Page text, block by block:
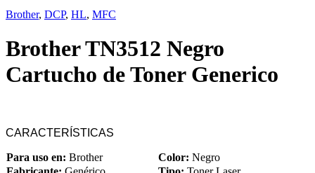
Brother, DCP, HL, MFC
Brother TN3512 Negro
Cartucho de Toner Generico
CARACTERÍSTICAS
Para uso en: Brother Color: Negro